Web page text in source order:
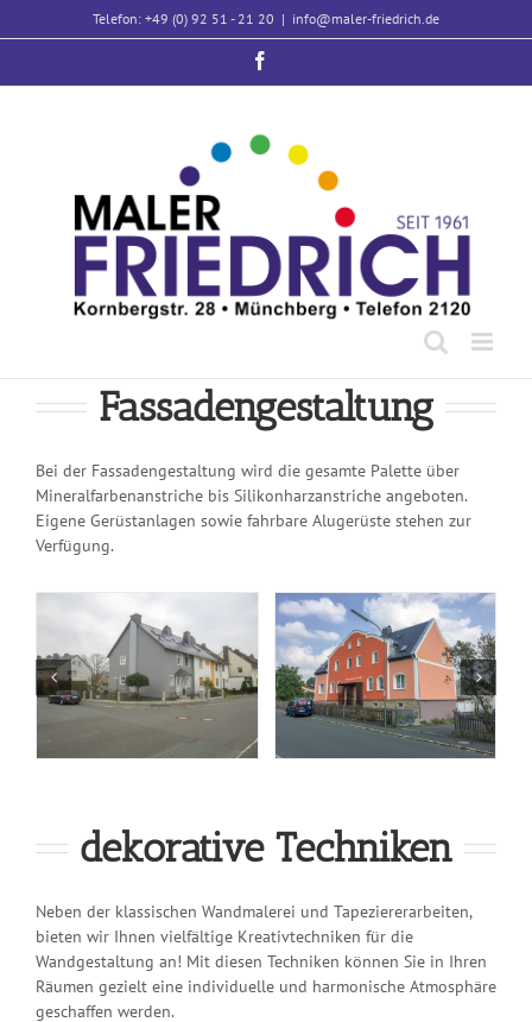
Inhalt
Telefon: +49 (0) 92 51 - 21 20 | info@maler-friedrich.de
Fassadengestaltung
Bei der Fassadengestaltung wird die gesamte Palette über
Mineralfarbenanstriche bis Silikonharzanstriche angeboten.
Eigene Gerüstanlagen sowie fahrbare Alugerüste stehen zur
Verfügung.
dekorative Techniken
Neben der klassischen Wandmalerei und Tapeziererarbeiten,
bieten wir Ihnen vielfältige Kreativtechniken für die
Wandgestaltung an! Mit diesen Techniken können Sie in Ihren
Räumen gezielt eine individuelle und harmonische Atmosphäre
geschaffen werden.